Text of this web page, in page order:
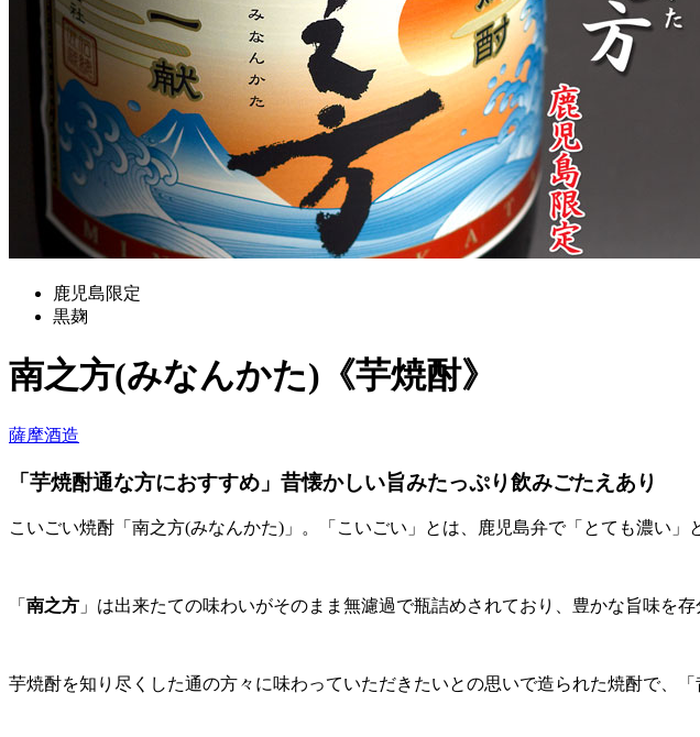
鹿児島限定
黒麹
南之方(みなんかた)《芋焼酎》
薩摩酒造
「芋焼酎通な方におすすめ」昔懐かしい旨みたっぷり飲みごたえあり
こいごい焼酎「南之方(みなんかた)」。「こいごい」とは、鹿児島弁で「とても濃い」
「 南之方 」は出来たての味わいがそのまま無濾過で瓶詰めされており、豊かな旨味を存
芋焼酎を知り尽くした通の方々に味わっていただきたいとの思いで造られた焼酎で、